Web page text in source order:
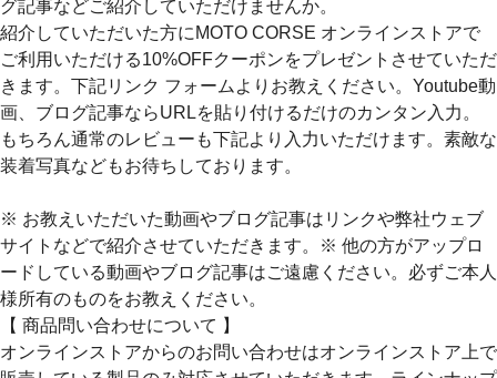
グ記事などご紹介していただけませんか。
紹介していただいた方にMOTO CORSE オンラインストアで
ご利用いただける10%OFFクーポンをプレゼントさせていただ
きます。下記リンク フォームよりお教えください。Youtube動
画、ブログ記事ならURLを貼り付けるだけのカンタン入力。
もちろん通常のレビューも下記より入力いただけます。素敵な
装着写真などもお待ちしております。
※ お教えいただいた動画やブログ記事はリンクや弊社ウェブ
サイトなどで紹介させていただきます。※ 他の方がアップロ
ードしている動画やブログ記事はご遠慮ください。必ずご本人
様所有のものをお教えください。
【 商品問い合わせについて 】
オンラインストアからのお問い合わせはオンラインストア上で